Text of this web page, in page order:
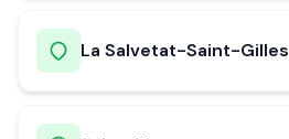
La Salvetat-Saint-Gilles